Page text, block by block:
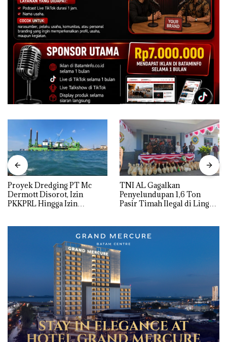
Proyek Dredging PT Mc
Dermott Disorot, Izin
PKKPRL Hingga Izin
TNI AL Gagalkan
Penyelundupan 1,6 Ton
Pasir Timah Ilegal di Lingga,
Diselundupkan ke Malaysia